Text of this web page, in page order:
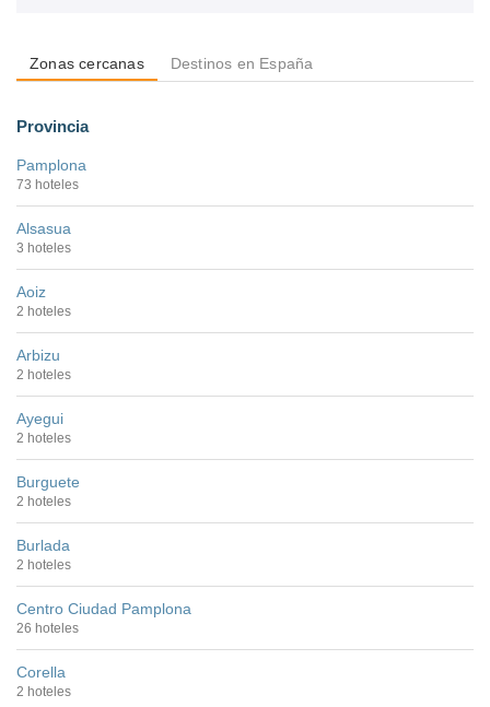
Zonas cercanas Destinos en España
Provincia
Pamplona
73 hoteles
Alsasua
3 hoteles
Aoiz
2 hoteles
Arbizu
2 hoteles
Ayegui
2 hoteles
Burguete
2 hoteles
Burlada
2 hoteles
Centro Ciudad Pamplona
26 hoteles
Corella
2 hoteles